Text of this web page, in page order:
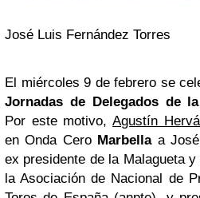
José Luis Fernández Torres
El miércoles 9 de febrero se
Jornadas de Delegados de
Por este motivo,Agustín
en Onda Cero Marbellaa José
ex presidente de la Malagueta
la Asociación de Nacional de